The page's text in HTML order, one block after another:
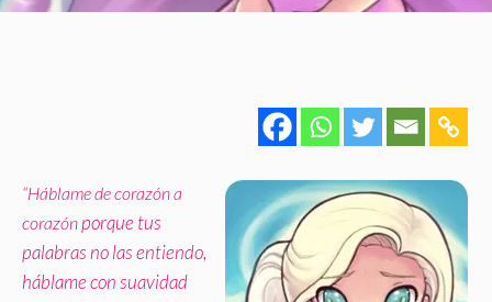
“Háblame de corazón a
corazón porque tus
palabras no las entiendo,
háblame con suavidad